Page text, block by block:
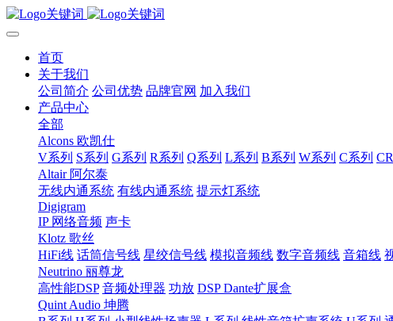
首页
关于我们
公司简介 公司优势 品牌官网 加入我们
产品中心
全部
Alcons 欧凯仕
V系列 S系列 G系列 R系列 Q系列 L系列 B系列 W系列 C系列
Altair 阿尔泰
无线内通系统 有线内通系统 提示灯系统
Digigram
IP 网络音频 声卡
Klotz 歌丝
HiFi线 话筒信号线 星绞信号线 模拟音频线 数字音频线 音箱线
Neutrino 丽尊龙
高性能DSP 音频处理器 功放 DSP Dante扩展盒
Quint Audio 坤腾